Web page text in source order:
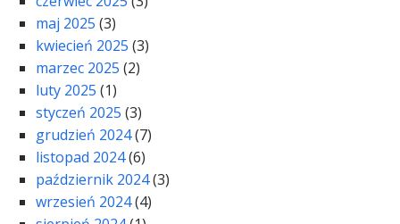
maj 2025 (3)
kwiecień 2025 (3)
marzec 2025 (2)
luty 2025 (1)
styczeń 2025 (3)
grudzień 2024(7)
listopad 2024(6)
październik 2024(3)
wrzesień 2024(4)